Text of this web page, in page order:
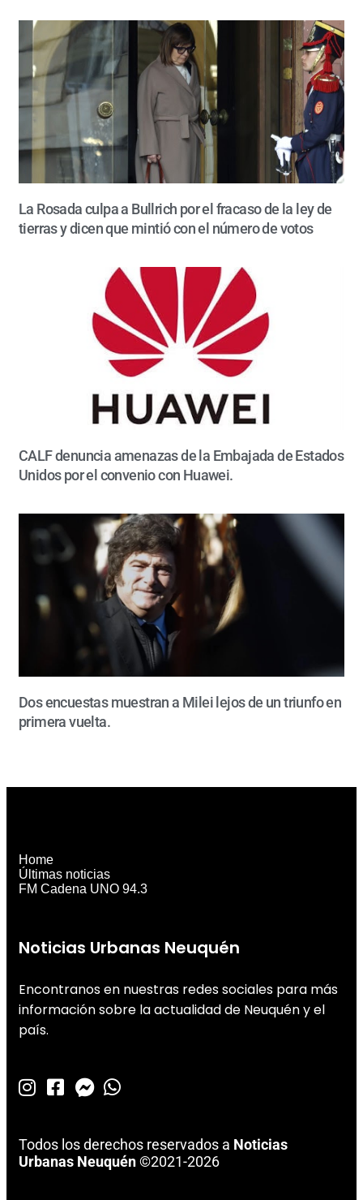
La Rosada culpa a Bullrich por el fracaso de la ley de
tierras y dicen que mintió con el número de votos
CALF denuncia amenazas de la Embajada de Estados
Unidos por el convenio con Huawei.
Dos encuestas muestran a Milei lejos de un triunfo en
primera vuelta.
Noticias Urbanas Neuquén
Encontranos en nuestras redes sociales para más
información sobre la actualidad de Neuquén y el
país.
Todos los derechos reservados a Noticias
Urbanas Neuquén©2021-2026
Home
Últimas noticias
FM Cadena UNO 94.3